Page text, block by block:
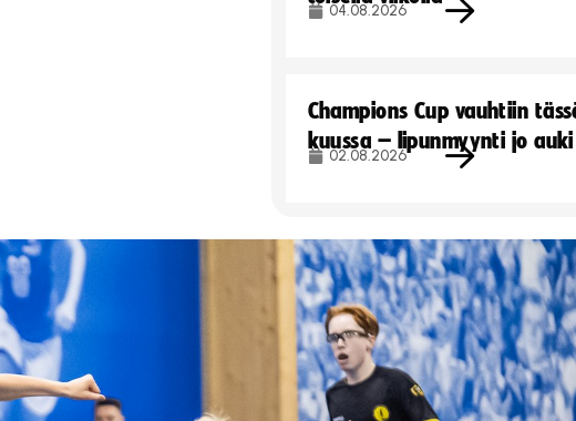
04.08.2026
Champions Cup vauhtiin
kuussa – lipunmyynti jo auki
02.08.2026